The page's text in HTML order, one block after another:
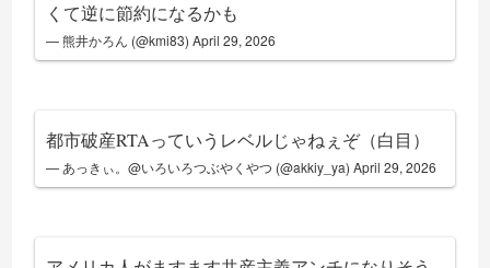
くて逆に節約になるかも
— 熊井かろん (@kmi83)April 29, 2026
都市破産RTAっていうレベルじゃねぇぞ（白目）
— あっきぃ。@いろいろつぶやくやつ (@akkiy_ya)April 29, 2026